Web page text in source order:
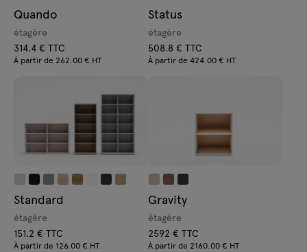
Quando
étagère
314.4 € TTC
À partir de 262.00 € HT
Status
étagère
508.8 € TTC
À partir de 424.00 € HT
Standard
étagère
151.2 € TTC
À partir de 126.00 € HT
Gravity
étagère
2592 € TTC
À partir de 2160.00 € HT